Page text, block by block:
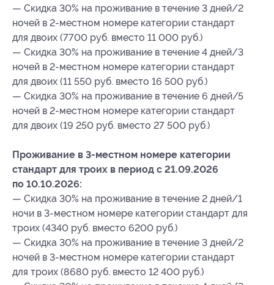
— Скидка 30% на проживание в течение 3 дней/2
ночей в 2-местном номере категории стандарт
для двоих (7700 руб. вместо 11 000 руб.)
— Скидка 30% на проживание в течение 4 дней/3
ночей в 2-местном номере категории стандарт
для двоих (11 550 руб. вместо 16 500 руб.)
— Скидка 30% на проживание в течение 6 дней/5
ночей в 2-местном номере категории стандарт
для двоих (19 250 руб. вместо 27 500 руб.)
Проживание в 3-местном номере категории
стандарт для троих в период с 21.09.2026
по 10.10.2026:
— Скидка 30% на проживание в течение 2 дней/1
ночи в 3-местном номере категории стандарт для
троих (4340 руб. вместо 6200 руб.)
— Скидка 30% на проживание в течение 3 дней/2
ночей в 3-местном номере категории стандарт
для троих (8680 руб. вместо 12 400 руб.)